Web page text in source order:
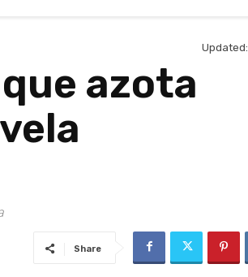
Updated:
azota
Share